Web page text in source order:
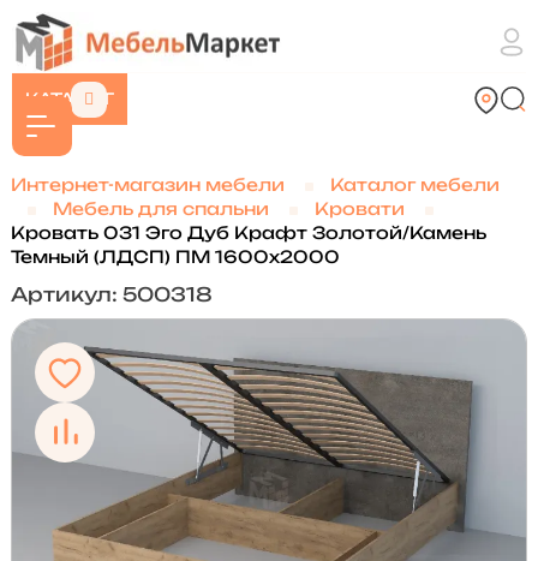
КАТАЛОГ
Интернет-магазин мебели
Каталог мебели
Мебель для спальни
Кровати
Кровать 031 Эго Дуб Крафт Золотой/Камень
Темный (ЛДСП) ПМ 1600х2000
Артикул: 500318